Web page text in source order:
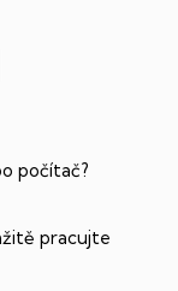
počítač?
pracujte